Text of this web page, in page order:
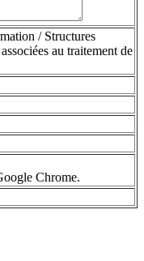
/ Structures
au traitement de
Chrome.